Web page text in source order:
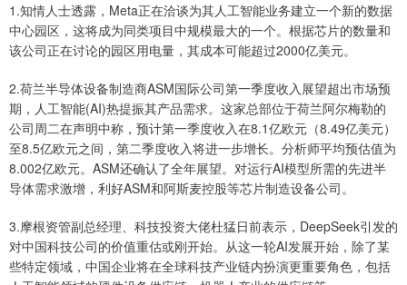
1.知情人士透露，Meta正在洽谈为其人工智能业务建立一个新的数据
中心园区，这将成为同类项目中规模最大的一个。根据芯片的数量和
该公司正在讨论的园区用电量，其成本可能超过2000亿美元。
2.荷兰半导体设备制造商ASM国际公司第一季度收入展望超出市场预
期，人工智能(AI)热提振其产品需求。这家总部位于荷兰阿尔梅勒的
公司周二在声明中称，预计第一季度收入在8.1亿欧元（8.49亿美元）
至8.5亿欧元之间，第二季度收入将进一步增长。分析师平均预估值为
8.002亿欧元。ASM还确认了全年展望。对运行AI模型所需的先进半
导体需求激增，利好ASM和阿斯麦控股等芯片制造设备公司。
3.摩根资管副总经理、科技投资大佬杜猛日前表示，DeepSeek引发的
对中国科技公司的价值重估或刚开始。从这一轮AI发展开始，除了某
些特定领域，中国企业将在全球科技产业链内扮演更重要角色，包括